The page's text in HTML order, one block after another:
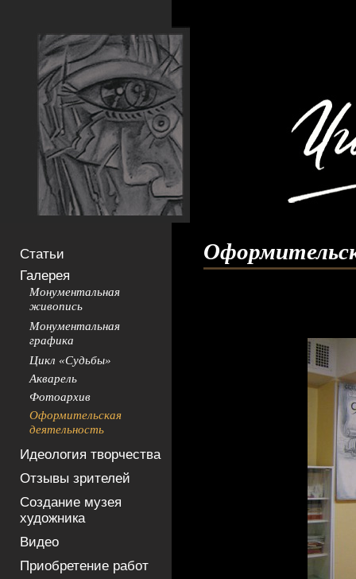
Статьи
Галерея
Монументальная
живопись
Монументальная
графика
Цикл «Судьбы»
Акварель
Фотоархив
Оформительская
деятельность
Идеология творчества
Отзывы зрителей
Создание музея
художника
Видео
Приобретение работ